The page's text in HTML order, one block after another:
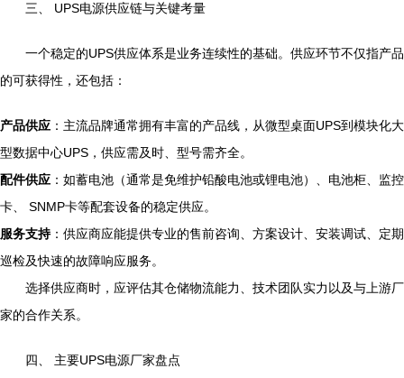
三、 UPS电源供应链与关键考量
一个稳定的UPS供应体系是业务连续性的基础。供应环节不仅指产品
的可获得性，还包括：
产品供应 ：主流品牌通常拥有丰富的产品线，从微型桌面UPS到模块化大
型数据中心UPS，供应需及时、型号需齐全。
配件供应 ：如蓄电池（通常是免维护铅酸电池或锂电池）、电池柜、监控
卡、 SNMP卡等配套设备的稳定供应。
服务支持：供应商应能提供专业的售前咨询、方案设计、安装调试、定期
巡检及快速的故障响应服务。
选择供应商时，应评估其仓储物流能力、技术团队实力以及与上游厂
家的合作关系。
四、 主要UPS电源厂家盘点